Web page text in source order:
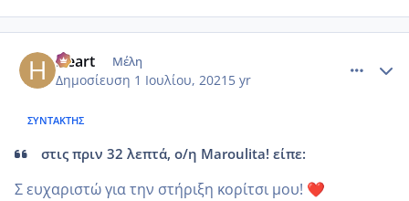
Heart Μέλη
Δημοσίευση 1 Ιουλίου, 2021 5 yr
ΣΥΝΤΆΚΤΗΣ
στις πριν 32 λεπτά, ο/η Maroulita! είπε:
Σ ευχαριστώ για την στήριξη κορίτσι μου! ❤️